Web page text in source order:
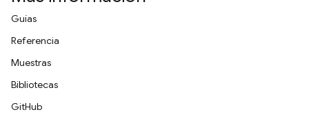
Guías
Referencia
Muestras
Bibliotecas
GitHub